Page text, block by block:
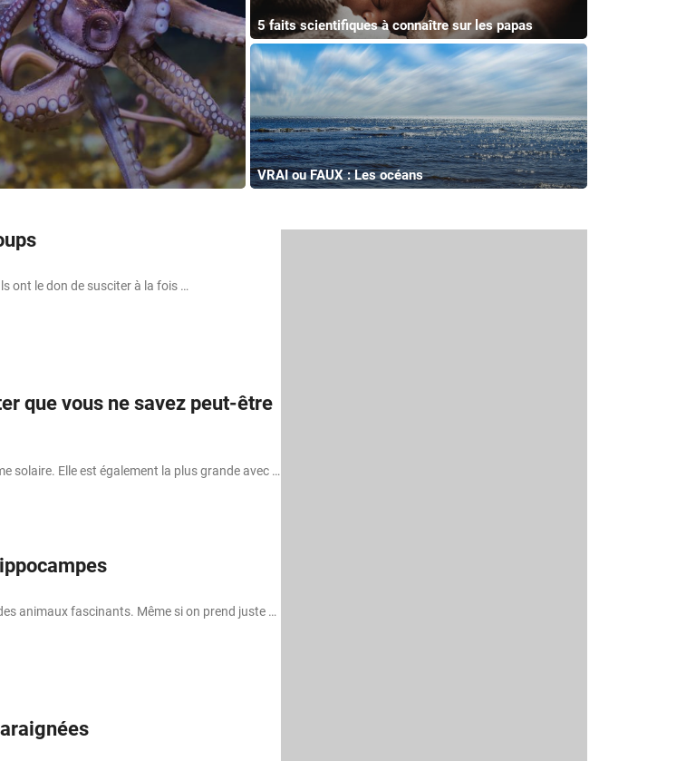
5 faits scientifiques à connaître sur les papas
VRAI ou FAUX : Les océans
ont le don de susciter à la fois …
que vous ne savez peut-être
solaire. Elle est également la plus grande avec …
animaux fascinants. Même si on prend juste …